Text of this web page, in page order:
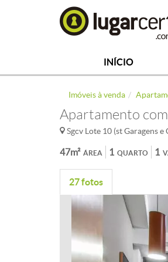
INÍCIO
Imóveis à venda
Apartamento
Sgcv Lote 10 (st Garagens
ÁREA
47m² QUARTO
1 1
27 fotos